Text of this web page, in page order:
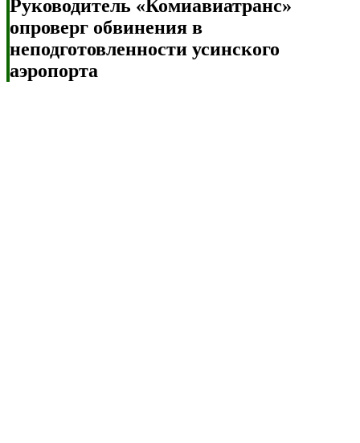
Руководитель «Комиавиатранс»
опроверг обвинения в
неподготовленности усинского
аэропорта